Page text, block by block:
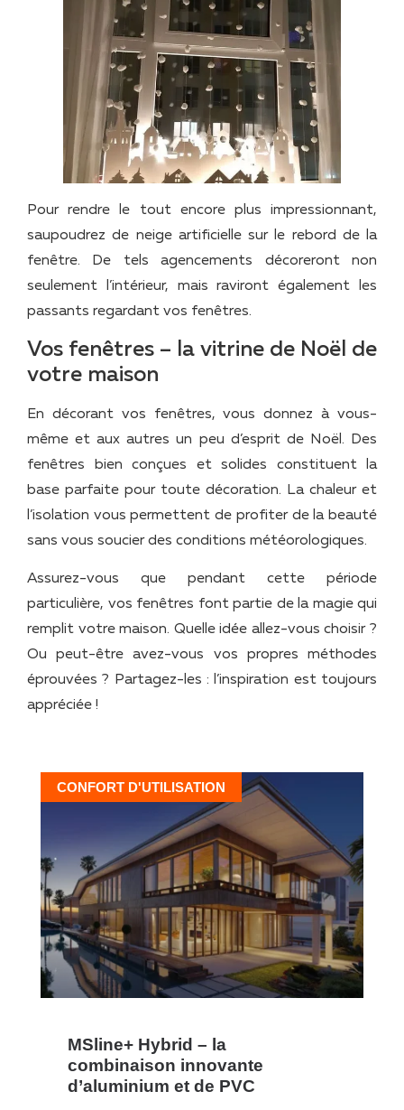
Pour rendre le tout encore plus impressionnant,
saupoudrez de neige artificielle sur le rebord de la
fenêtre. De tels agencements décoreront non
seulement l’intérieur, mais raviront également les
passants regardant vos fenêtres.
Vos fenêtres – la vitrine de Noël de
votre maison
En décorant vos fenêtres, vous donnez à vous-
même et aux autres un peu d’esprit de Noël. Des
fenêtres bien conçues et solides constituent la
base parfaite pour toute décoration. La chaleur et
l’isolation vous permettent de profiter de la beauté
sans vous soucier des conditions météorologiques.
Assurez-vous que pendant cette période
particulière, vos fenêtres font partie de la magie qui
remplit votre maison. Quelle idée allez-vous choisir ?
Ou peut-être avez-vous vos propres méthodes
éprouvées ? Partagez-les : l’inspiration est toujours
appréciée !
CONFORT D'UTILISATION
MSline+ Hybrid – la
combinaison innovante
d’aluminium et de PVC